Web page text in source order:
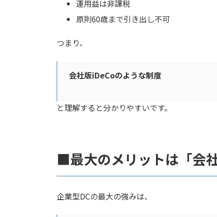
運用益は非課税
原則60歳まで引き出し不可
つまり、
会社版iDeCoのような制度
と理解すると分かりやすいです。
■最大のメリットは「会
企業型DCの最大の強みは、